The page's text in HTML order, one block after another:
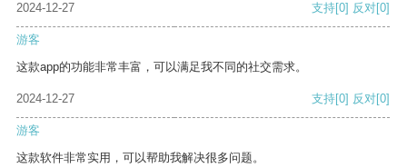
2024-12-27
支持[0] 反对[0]
游客
这款app的功能非常丰富，可以满足我不同的社交需求。
2024-12-27 支持[0] 反对[0]
游客
这款软件非常实用，可以帮助我解决很多问题。